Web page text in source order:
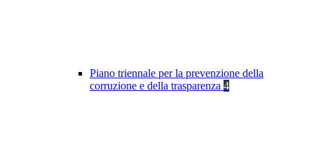
Piano triennale per la prevenzione della
corruzione e della trasparenza 4